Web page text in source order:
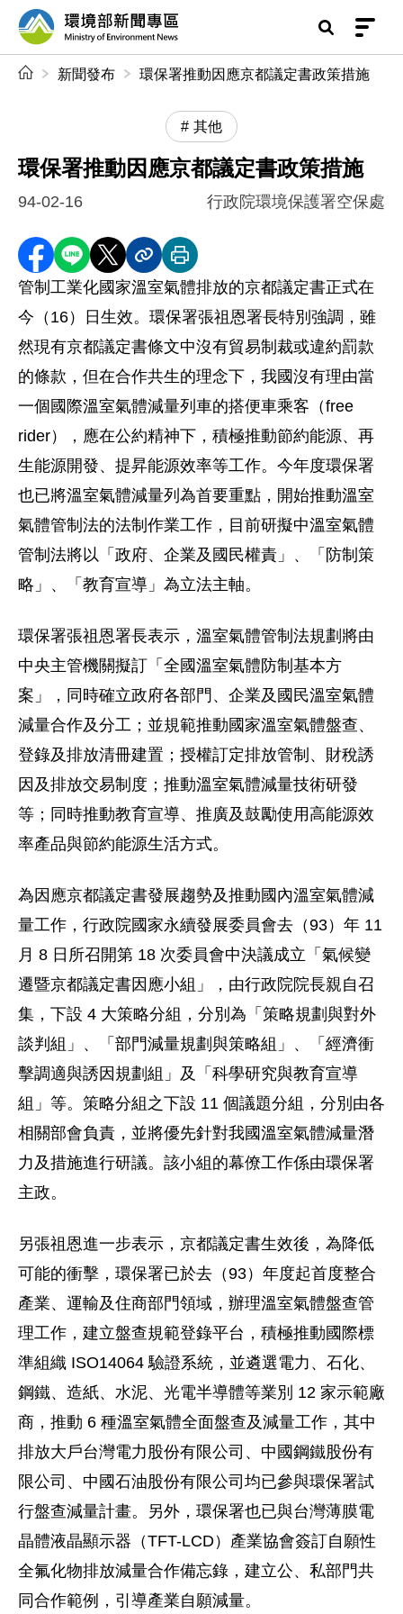
前往中央內容區塊
環境部新聞專區
新聞發布 環保署推動因應京都議定書政策措施
其他
環保署推動因應京都議定書政策措施
94-02-16 行政院環境保護署空保處
分享至 Facebook
分享到 LINE
分享到 X分享內容連結
列印本頁
管制工業化國家溫室氣體排放的京都議定書正式在
今（16）日生效。環保署張祖恩署長特別強調，雖
然現有京都議定書條文中沒有貿易制裁或違約罰款
的條款，但在合作共生的理念下，我國沒有理由當
一個國際溫室氣體減量列車的搭便車乘客（free
rider），應在公約精神下，積極推動節約能源、再
生能源開發、提昇能源效率等工作。今年度環保署
也已將溫室氣體減量列為首要重點，開始推動溫室
氣體管制法的法制作業工作，目前研擬中溫室氣體
管制法將以「政府、企業及國民權責」、「防制策
略」、「教育宣導」為立法主軸。
環保署張祖恩署長表示，溫室氣體管制法規劃將由
中央主管機關擬訂「全國溫室氣體防制基本方
案」，同時確立政府各部門、企業及國民溫室氣體
減量合作及分工；並規範推動國家溫室氣體盤查、
登錄及排放清冊建置；授權訂定排放管制、財稅誘
因及排放交易制度；推動溫室氣體減量技術研發
等；同時推動教育宣導、推廣及鼓勵使用高能源效
率產品與節約能源生活方式。
為因應京都議定書發展趨勢及推動國內溫室氣體減
量工作，行政院國家永續發展委員會去（93）年 11
月 8 日所召開第 18 次委員會中決議成立「氣候變
遷暨京都議定書因應小組」，由行政院院長親自召
集，下設 4 大策略分組，分別為「策略規劃與對外
談判組」、「部門減量規劃與策略組」、「經濟衝
擊調適與誘因規劃組」及「科學研究與教育宣導
組」等。策略分組之下設 11 個議題分組，分別由各
相關部會負責，並將優先針對我國溫室氣體減量潛
力及措施進行研議。該小組的幕僚工作係由環保署
主政。
另張祖恩進一步表示，京都議定書生效後，為降低
可能的衝擊，環保署已於去（93）年度起首度整合
產業、運輸及住商部門領域，辦理溫室氣體盤查管
理工作，建立盤查規範登錄平台，積極推動國際標
準組織 ISO14064 驗證系統，並遴選電力、石化、
鋼鐵、造紙、水泥、光電半導體等業別 12 家示範廠
商，推動 6 種溫室氣體全面盤查及減量工作，其中
排放大戶台灣電力股份有限公司、中國鋼鐵股份有
限公司、中國石油股份有限公司均已參與環保署試
行盤查減量計畫。另外，環保署也已與台灣薄膜電
晶體液晶顯示器（TFT-LCD）產業協會簽訂自願性
全氟化物排放減量合作備忘錄，建立公、私部門共
同合作範例，引導產業自願減量。